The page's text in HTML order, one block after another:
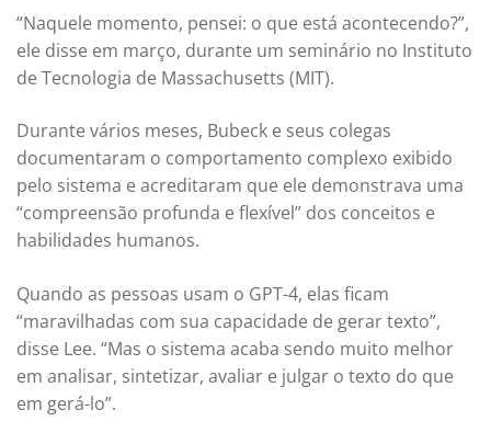
“Naquele momento, pensei: o que está acontecendo?”,
ele disse em março, durante um seminário no Instituto
de Tecnologia de Massachusetts (MIT).
Durante vários meses, Bubeck e seus colegas
documentaram o comportamento complexo exibido
pelo sistema e acreditaram que ele demonstrava uma
“compreensão profunda e flexível” dos conceitos e
habilidades humanos.
Quando as pessoas usam o GPT-4, elas ficam
“maravilhadas com sua capacidade de gerar texto”,
disse Lee. “Mas o sistema acaba sendo muito melhor
em analisar, sintetizar, avaliar e julgar o texto do que
em gerá-lo”.